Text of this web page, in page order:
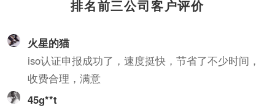
排名前三公司客户评价
火星的猫
iso认证申报成功了，速度挺快，节省了不少时间，
收费合理，满意
45g**t